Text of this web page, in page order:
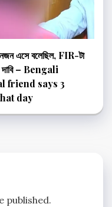
এসে বলেছিল, FIR-টা
দাবি – Bengali
friend says 3
day
published.